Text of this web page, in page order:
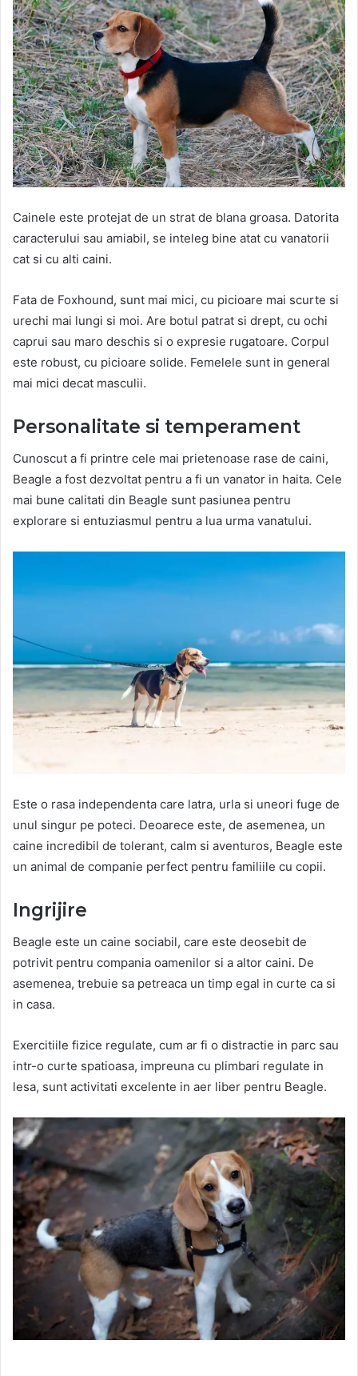
Cainele este protejat de un strat de blana groasa. Datorita
caracterului sau amiabil, se inteleg bine atat cu vanatorii
cat si cu alti caini.
Fata de Foxhound, sunt mai mici, cu picioare mai scurte si
urechi mai lungi si moi. Are botul patrat si drept, cu ochi
caprui sau maro deschis si o expresie rugatoare. Corpul
este robust, cu picioare solide. Femelele sunt in general
mai mici decat masculii.
Personalitate si temperament
Cunoscut a fi printre cele mai prietenoase rase de caini,
Beagle a fost dezvoltat pentru a fi un vanator in haita. Cele
mai bune calitati din Beagle sunt pasiunea pentru
explorare si entuziasmul pentru a lua urma vanatului.
Este o rasa independenta care latra, urla si uneori fuge de
unul singur pe poteci. Deoarece este, de asemenea, un
caine incredibil de tolerant, calm si aventuros, Beagle este
un animal de companie perfect pentru familiile cu copii.
Ingrijire
Beagle este un caine sociabil, care este deosebit de
potrivit pentru compania oamenilor si a altor caini. De
asemenea, trebuie sa petreaca un timp egal in curte ca si
in casa.
Exercitiile fizice regulate, cum ar fi o distractie in parc sau
intr-o curte spatioasa, impreuna cu plimbari regulate in
lesa, sunt activitati excelente in aer liber pentru Beagle.